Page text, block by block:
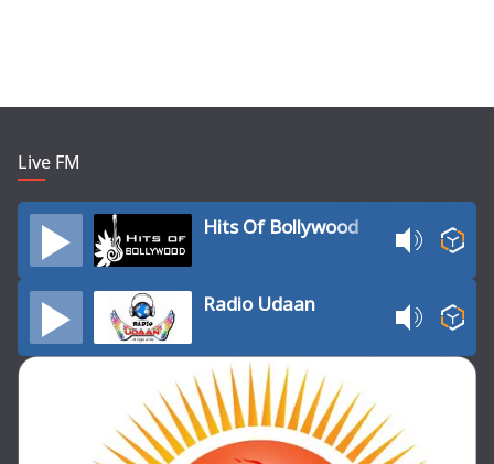
Live FM
Hits Of Bollywood
Radio Udaan